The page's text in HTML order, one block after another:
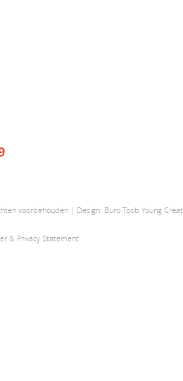
voorbehouden | Design: Buro Toob Young
& Privacy Statement